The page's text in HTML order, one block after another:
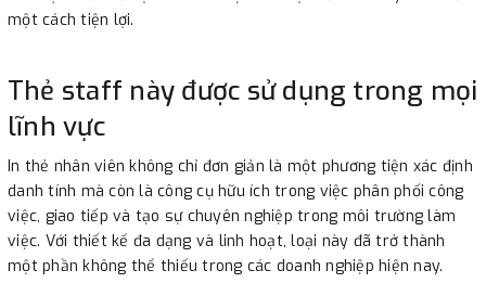
một cách tiện lợi.
Thẻ staff này được sử dụng trong mọi
lĩnh vực
In thẻ nhân viên không chỉ đơn giản là một phương tiện xác định
danh tính mà còn là công cụ hữu ích trong việc phân phối công
việc, giao tiếp và tạo sự chuyên nghiệp trong môi trường làm
việc. Với thiết kế đa dạng và linh hoạt, loại này đã trở thành
một phần không thể thiếu trong các doanh nghiệp hiện nay.